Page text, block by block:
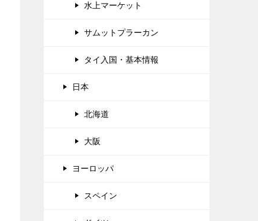
水上マーケット
サムットプラーカン
タイ入国・基本情報
日本
北海道
大阪
ヨーロッパ
スペイン